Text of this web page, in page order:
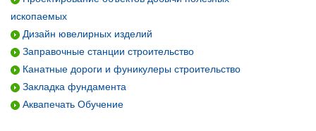
ископаемых
Дизайн ювелирных изделий
Заправочные станции строительство
Канатные дороги и фуникулеры строительство
Закладка фундамента
Аквапечать Обучение